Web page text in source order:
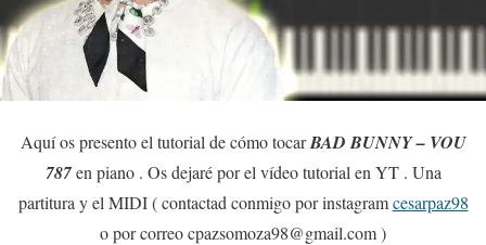
Aquí os presento el tutorial de cómo tocarBAD BUNNY – VOU
787en piano . Os dejaré por el vídeo tutorial en YT . Una
partitura y el MIDI ( contactad conmigo por instagramcesarpaz98
o por correo cpazsomoza98@gmail.com )